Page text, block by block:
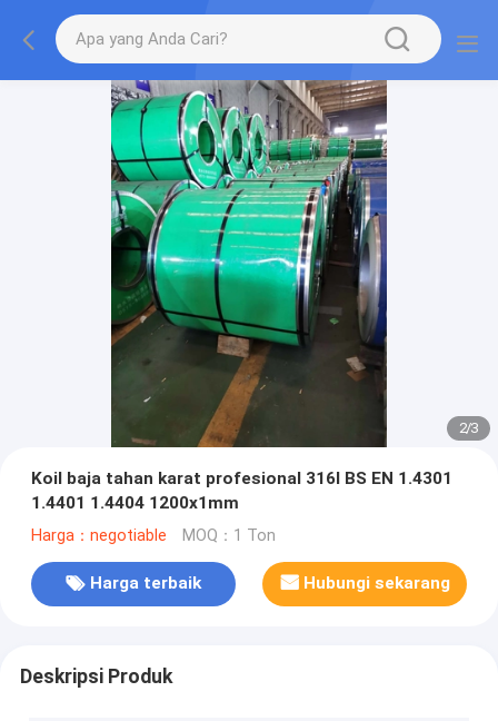
2/3
Koil baja tahan karat profesional 316l BS EN 1.4301
1.4401 1.4404 1200x1mm
Harga：negotiable MOQ：1 Ton
Harga terbaik Hubungi sekarang
Deskripsi Produk